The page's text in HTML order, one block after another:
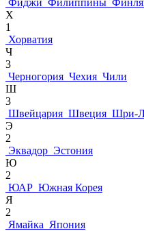
Х
1
Хорватия
Ч
3
Черногория Чехия Чили
Ш
3
Швейцария Швеция Шри-
Э
2
Эквадор Эстония
Ю
2
ЮАР Южная Корея
Я
2
Ямайка Япония